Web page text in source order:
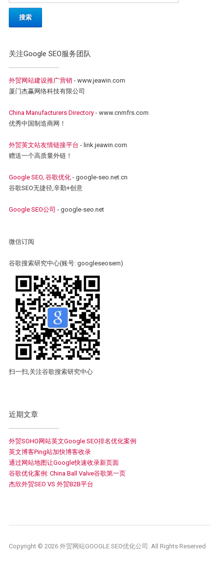
关注Google SEO服务团队
外贸网站建设推广营销 - www.jeawin.com
厦门杰赢网络科技有限公司
China Manufacturers Directory- www.cnmfrs.com
优秀中国制造商网！
外贸英文站友情链接平台 - link.jeawin.com
赠送一个高质量外链！
Google SEO, 谷歌优化- google-seo.net.cn
谷歌SEO无捷径,辛勤+创意
Google SEO公司 - google-seo.net
微信订阅
谷歌搜索研究中心(账号: googleseosem)
扫一扫,关注谷歌搜索研究中心
近期文章
外贸SOHO网站英文Google SEO排名优化案例
英文博客Ping站加快博客收录
通过网站地图让Google快速收录新页面
谷歌优化案例: China Ball Valve谷歌第一页
杰欣外贸SEO VS 外贸B2B平台
Copyright © 2026 外贸网站GOOGLE SEO优化公司. All Rights Reserved